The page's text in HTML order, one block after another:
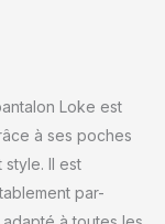
Loke est
à ses poches
Il est
par-